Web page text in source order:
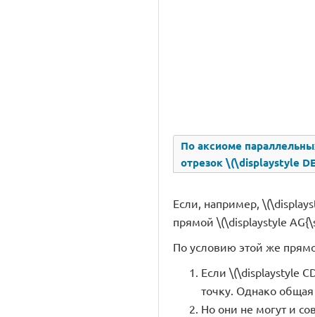
По аксиоме
отрезок \(\displaystyle
Если, например,
прямой \(\displaystyle
По условию этой же
Если \(\displaystyle
точку. Однако общая
Но они не могут и